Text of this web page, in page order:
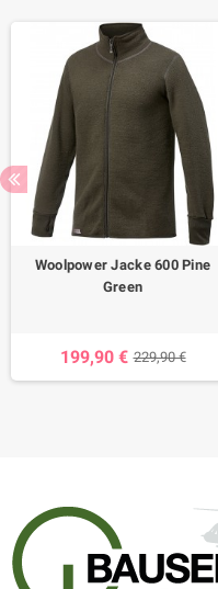
Woolpower Jacke 600 Pine
Green
199,90 € 229,90 €